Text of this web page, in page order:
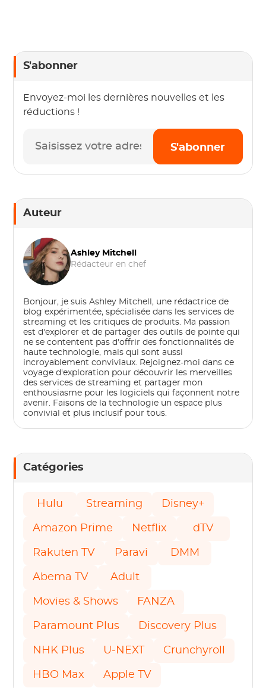
S'abonner
Envoyez-moi les dernières nouvelles et les
réductions !
S'abonner
Auteur
Ashley Mitchell
Rédacteur en chef
Bonjour, je suis Ashley Mitchell, une rédactrice de
blog expérimentée, spécialisée dans les services de
streaming et les critiques de produits. Ma passion
est d'explorer et de partager des outils de pointe qui
ne se contentent pas d'offrir des fonctionnalités de
haute technologie, mais qui sont aussi
incroyablement conviviaux. Rejoignez-moi dans ce
voyage d'exploration pour découvrir les merveilles
des services de streaming et partager mon
enthousiasme pour les logiciels qui façonnent notre
avenir. Faisons de la technologie un espace plus
convivial et plus inclusif pour tous.
Catégories
Hulu Streaming Disney+
Amazon Prime Netflix dTV
Rakuten TV Paravi DMM
Abema TV Adult
Movies & Shows FANZA
Paramount Plus Discovery Plus
NHK Plus U-NEXT Crunchyroll
HBO Max Apple TV